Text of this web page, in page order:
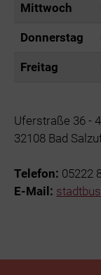
Mittwoch
Donnerstag
Freitag
Uferstraße 36 -
32108 Bad
Telefon: 05222
E-Mail: